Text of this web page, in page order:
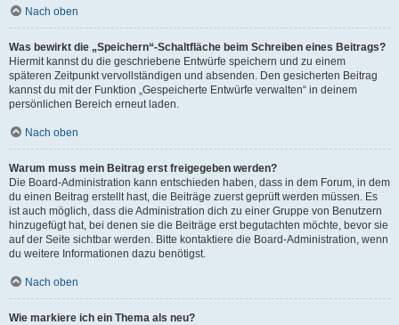
Nach oben
Was bewirkt die „Speichern“-Schaltfläche beim Schreiben eines Beitrags?
Hiermit kannst du die geschriebene Entwürfe speichern und zu einem
späteren Zeitpunkt vervollständigen und absenden. Den gesicherten Beitrag
kannst du mit der Funktion „Gespeicherte Entwürfe verwalten“ in deinem
persönlichen Bereich erneut laden.
Nach oben
Warum muss mein Beitrag erst freigegeben werden?
Die Board-Administration kann entschieden haben, dass in dem Forum, in dem
du einen Beitrag erstellt hast, die Beiträge zuerst geprüft werden müssen. Es
ist auch möglich, dass die Administration dich zu einer Gruppe von Benutzern
hinzugefügt hat, bei denen sie die Beiträge erst begutachten möchte, bevor sie
auf der Seite sichtbar werden. Bitte kontaktiere die Board-Administration, wenn
du weitere Informationen dazu benötigst.
Nach oben
Wie markiere ich ein Thema als neu?